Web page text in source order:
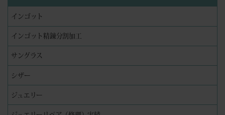
インゴット
インゴット精錬分割加工
サングラス
シザー
ジュエリー